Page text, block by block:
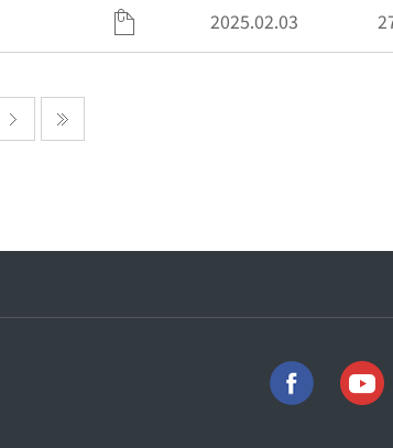
2025.02.03